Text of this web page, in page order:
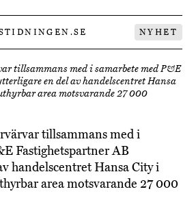
NYHET
tillsammans med i samarbete med P&E
en del av handelscentret Hansa
area motsvarande 27 000
tillsammans med i
Fastighetspartner AB
handelscentret Hansa City i
area motsvarande 27 000